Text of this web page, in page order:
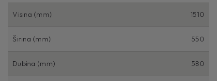
Visina (mm) 1510
Širina (mm) 550
Dubina (mm) 580